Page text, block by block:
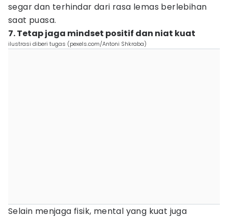
segar dan terhindar dari rasa lemas berlebihan
saat puasa.
7. Tetap jaga mindset positif dan niat kuat
ilustrasi diberi tugas (pexels.com/Antoni Shkraba)
Selain menjaga fisik, mental yang kuat juga